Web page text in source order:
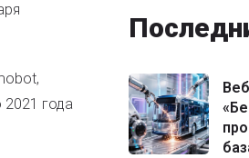
2021 года